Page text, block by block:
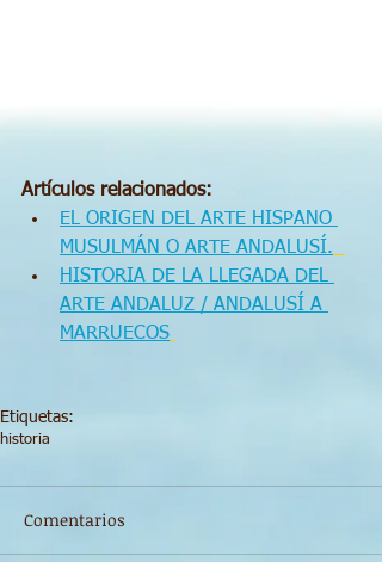
Artículos relacionados:
EL ORIGEN DEL ARTE HISPANO
MUSULMÁN O ARTE ANDALUSÍ.
HISTORIA DE LA LLEGADA DEL
ARTE ANDALUZ / ANDALUSÍ A
MARRUECOS
Etiquetas:
historia
Comentarios